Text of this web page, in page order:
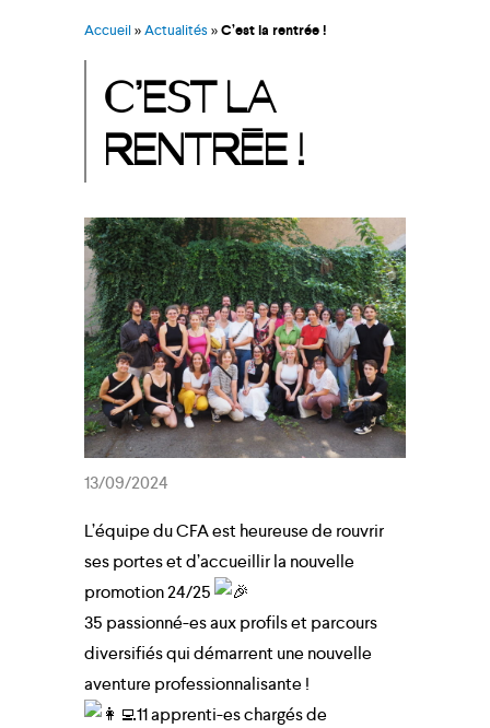
Accueil»Actualités»C’est la rentrée !
C’EST LA
RENTRÉE !
13/09/2024
L’équipe du CFA est heureuse de rouvrir
ses portes et d’accueillir la nouvelle
promotion 24/25
35 passionné-es aux profils et parcours
diversifiés qui démarrent une nouvelle
aventure professionnalisante !
11 apprenti-es chargés de